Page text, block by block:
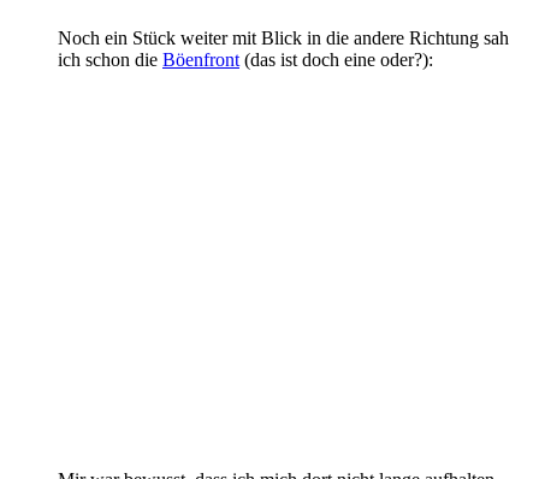
Noch ein Stück weiter mit Blick in die andere Richtung sah
ich schon die Böenfront (das ist doch eine oder?):